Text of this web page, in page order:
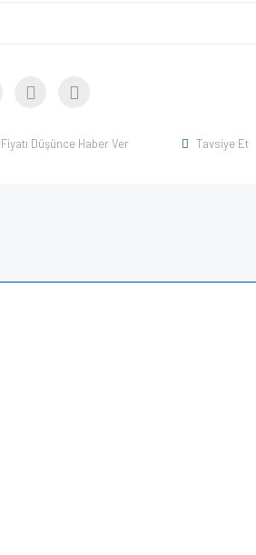
Fiyatı Düşünce Haber Ver Tavsiye Et